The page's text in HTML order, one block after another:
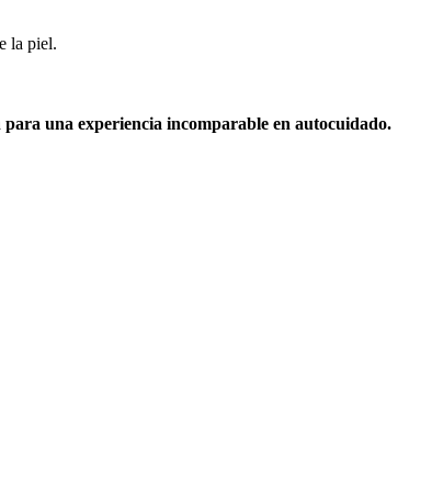
la piel.
una experiencia incomparable en autocuidado.